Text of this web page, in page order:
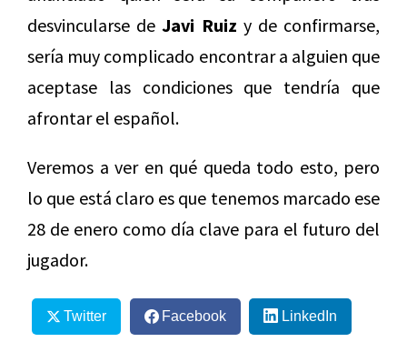
desvincularse deJavi Ruiz y de confirmarse,
sería muy complicado encontrar a alguien que
aceptase las condiciones que tendría que
afrontar el español.
Veremos a ver en qué queda todo esto, pero
lo que está claro es que tenemos marcado ese
28 de enero como día clave para el futuro del
jugador.
Twitter Facebook LinkedIn